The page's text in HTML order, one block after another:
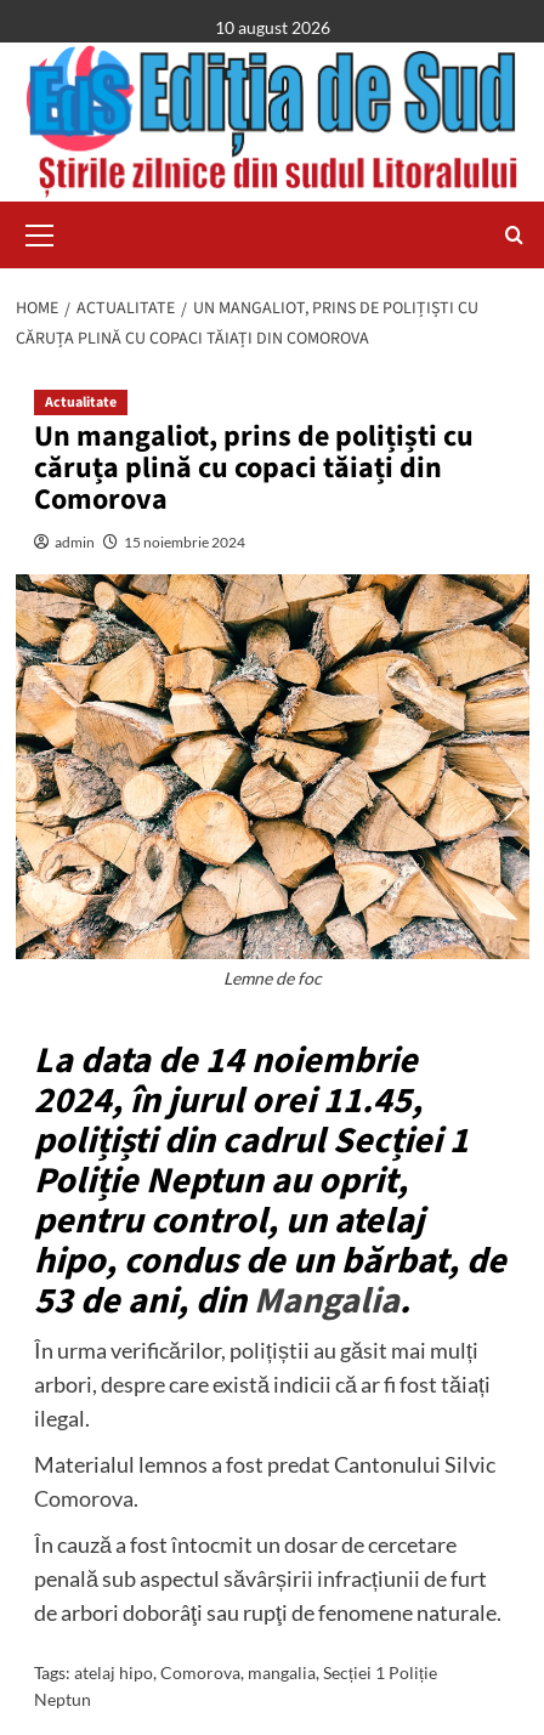
to
content
10 august 2026
Menu
HOME ACTUALITATE
UN MANGALIOT, PRINS DE POLIȚIȘTI CU
CĂRUȚA PLINĂ CU COPACI TĂIAȚI DIN COMOROVA
Actualitate
Un mangaliot, prins de polițiști cu
căruța plină cu copaci tăiați din
Comorova
admin 15 noiembrie 2024
Lemne de foc
La data de 14 noiembrie
2024, în jurul orei 11.45,
polițiști din cadrul Secției 1
Poliție Neptun au oprit,
pentru control, un atelaj
hipo, condus de un bărbat, de
53 de ani, dinMangalia.
În urma verificărilor, polițiștii au găsit mai mulți
arbori, despre care există indicii că ar fi fost tăiați
ilegal.
Materialul lemnos a fost predat Cantonului Silvic
Comorova.
În cauză a fost întocmit un dosar de cercetare
penală sub aspectul săvârșirii infracțiunii de furt
de arbori doborâţi sau rupţi de fenomene naturale.
Tags: atelaj hipo,Comorova, mangalia,Secției 1 Poliție
Neptun